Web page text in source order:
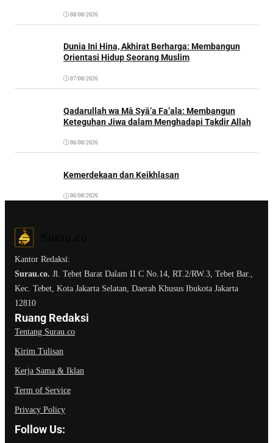
08/08/2026
Dunia Ini Hina, Akhirat Berharga: Membangun
Orientasi Hidup Seorang Muslim
07/08/2026
Qadarullah wa Mā Syā’a Fa’ala: Membangun
Keteguhan Jiwa dalam Menghadapi Takdir Allah
06/08/2026
Kemerdekaan dan Keikhlasan
06/08/2026
Kantor Redaksi:
Surau.co. Jl. Tebet Barat Dalam II C No.14, RT.2/RW.3, Tebet Bar.,
Kec. Tebet, Kota Jakarta Selatan, Daerah Khusus Ibukota Jakarta
12810
Ruang Redaksi
Tentang Surau.co
Kirim Tulisan
Kerja Sama & Iklan
Term of Service
Privacy Policy
Follow Us: